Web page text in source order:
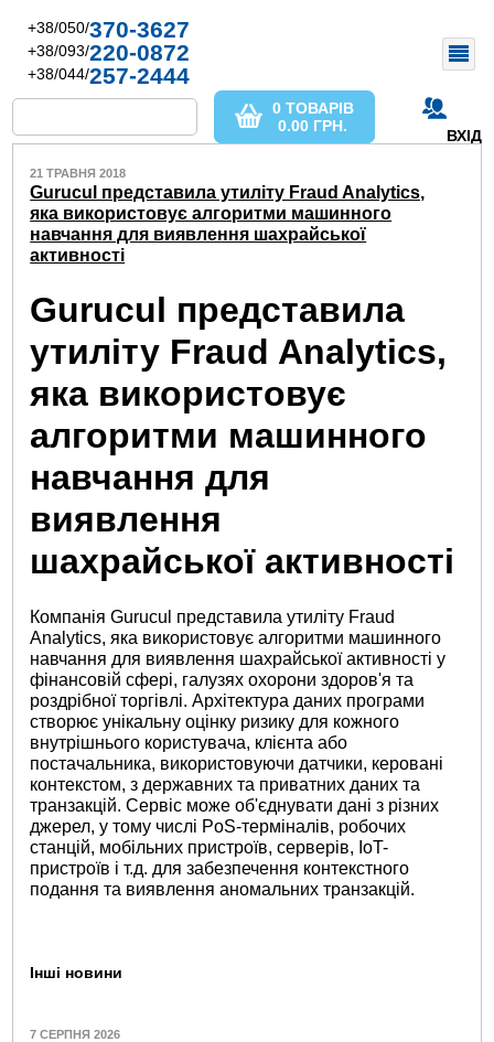
+38/050/370-3627
+38/093/220-0872
+38/044/257-2444
ВХІД
0 ТОВАРІВ
0.00 ГРН.
21 ТРАВНЯ 2018
Gurucul представила утиліту Fraud Analytics,
яка використовує алгоритми машинного
навчання для виявлення шахрайської
активності
Gurucul представила
утиліту Fraud Analytics,
яка використовує
алгоритми машинного
навчання для
виявлення
шахрайської активності
Компанія Gurucul представила утиліту Fraud
Analytics, яка використовує алгоритми машинного
навчання для виявлення шахрайської активності у
фінансовій сфері, галузях охорони здоров'я та
роздрібної торгівлі. Архітектура даних програми
створює унікальну оцінку ризику для кожного
внутрішнього користувача, клієнта або
постачальника, використовуючи датчики, керовані
контекстом, з державних та приватних даних та
транзакцій. Сервіс може об'єднувати дані з різних
джерел, у тому числі PoS-терміналів, робочих
станцій, мобільних пристроїв, серверів, IoT-
пристроїв і т.д. для забезпечення контекстного
подання та виявлення аномальних транзакцій.
Інші новини
7 СЕРПНЯ 2026